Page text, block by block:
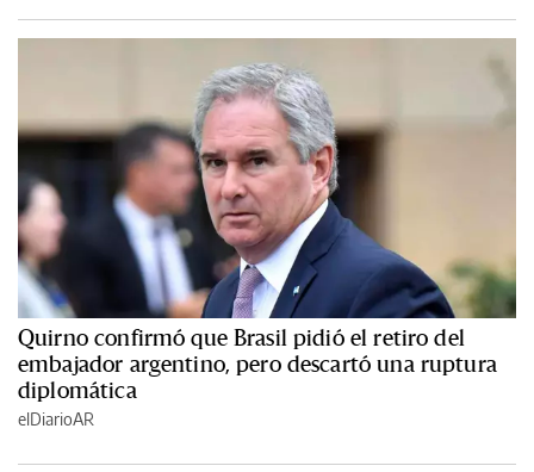
Quirno confirmó que Brasil pidió el retiro del
embajador argentino, pero descartó una ruptura
diplomática
elDiarioAR